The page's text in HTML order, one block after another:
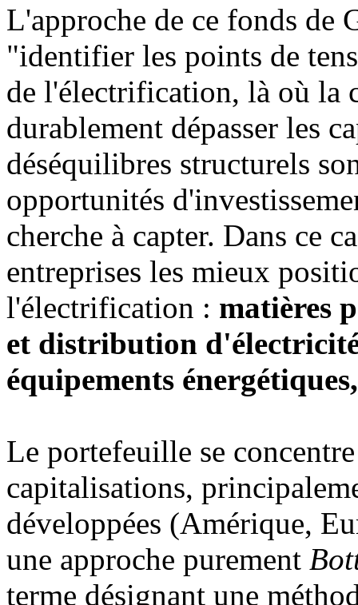
L'approche de ce fonds de
"identifier les points de
de l'électrification, là où la
durablement dépasser les
déséquilibres structurels
opportunités
cherche à capter. Dans ce
entreprises les mieux
l'électrification : matières
et distribution
équipements
Le portefeuille se
capitalisations,
développées (Amérique,
une approche purement
terme désignant une